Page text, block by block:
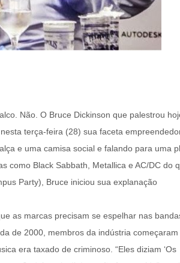
Não. O Bruce Dickinson que palestrou
terça-feira (28) sua faceta
e uma camisa social e falando para uma
como Black Sabbath, Metallica e AC/DC do
Party), Bruce iniciou sua explanação
as marcas precisam se espelhar nas
de 2000, membros da indústria começaram
era taxado de criminoso. “Eles diziam ‘Os